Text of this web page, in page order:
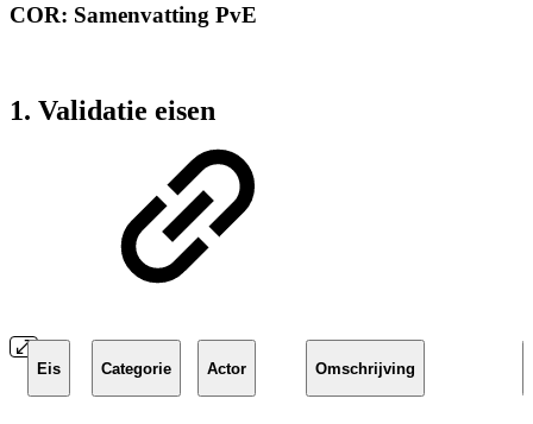
COR: Samenvatting PvE
1. Validatie eisen
Eis Categorie Actor Omschrijving